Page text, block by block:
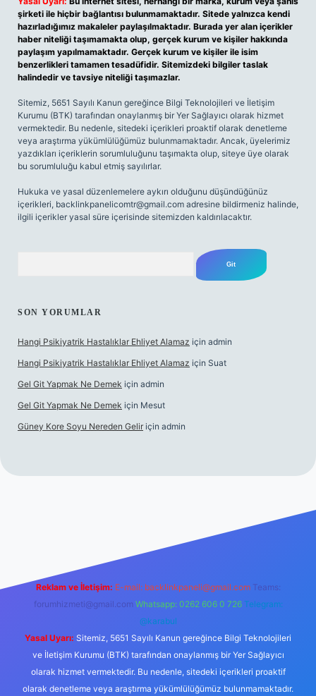
şirketi ile hiçbir bağlantısı bulunmamaktadır. Sitede yalnızca kendi
hazırladığımız makaleler paylaşılmaktadır. Burada yer alan içerikler
haber niteliği taşımamakta olup, gerçek kurum ve kişiler hakkında
paylaşım yapılmamaktadır. Gerçek kurum ve kişiler ile isim
benzerlikleri tamamen tesadüfidir. Sitemizdeki bilgiler taslak
halindedir ve tavsiye niteliği taşımazlar.
Sitemiz, 5651 Sayılı Kanun gereğince Bilgi Teknolojileri ve İletişim
Kurumu (BTK) tarafından onaylanmış bir Yer Sağlayıcı olarak hizmet
vermektedir. Bu nedenle, sitedeki içerikleri proaktif olarak denetleme
veya araştırma yükümlülüğümüz bulunmamaktadır. Ancak, üyelerimiz
yazdıkları içeriklerin sorumluluğunu taşımakta olup, siteye üye olarak
bu sorumluluğu kabul etmiş sayılırlar.
Hukuka ve yasal düzenlemelere aykırı olduğunu düşündüğünüz
içerikleri, backlinkpanelicomtr@gmail.com adresine bildirmeniz halinde,
ilgili içerikler yasal süre içerisinde sitemizden kaldırılacaktır.
SON YORUMLAR
Hangi Psikiyatrik Hastalıklar Ehliyet Alamaz için admin
Hangi Psikiyatrik Hastalıklar Ehliyet Alamaz için Suat
Gel Git Yapmak Ne Demek için admin
Gel Git Yapmak Ne Demek için Mesut
Güney Kore Soyu Nereden Gelir için admin
Reklam ve İletişim: E-mail: backlinkpaneli@gmail.com Teams:
forumhizmeti@gmail.com Whatsapp: 0262 606 0 726 Telegram:
@karabul
Yasal Uyarı: Sitemiz, 5651 Sayılı Kanun gereğince Bilgi Teknolojileri
ve İletişim Kurumu (BTK) tarafından onaylanmış bir Yer Sağlayıcı
olarak hizmet vermektedir. Bu nedenle, sitedeki içerikleri proaktif
olarak denetleme veya araştırma yükümlülüğümüz bulunmamaktadır.